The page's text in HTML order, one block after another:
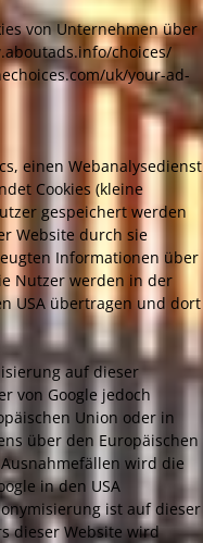
von Unternehmen über
choices/
uk/your-ad-
einen Webanalysedienst
Cookies (kleine
gespeichert werden
Website durch sie
Informationen über
Nutzer werden in der
USA übertragen und dort
auf dieser
von Google jedoch
Union oder in
über den Europäischen
wird die
in den USA
ist auf dieser
dieser Website wird